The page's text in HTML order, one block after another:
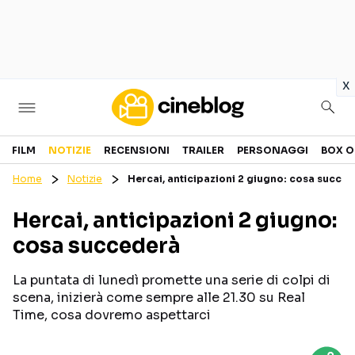
x
Cinema
GENERI
PERSONAGGI
CANALI STREAMING
Categorie
FILM NOTIZIE RECENSIONI TRAILER PERSONAGGI BOX
Home Notizie Hercai, anticipazioni 2 giugno: cosa
Hercai, anticipazioni 2 giugno:
cosa succederà
La puntata di lunedì promette una serie di colpi di
scena, inizierà come sempre alle 21.30 su Real
Time, cosa dovremo aspettarci